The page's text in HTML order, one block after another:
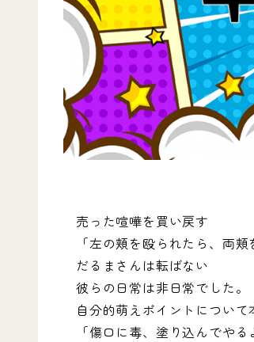
売った喧嘩を買い戻す
「左の頬を殴られたら、両
だるまさんは転ばない
彼らの日常は非日常でした。
自分的萌えポイントについ
「傷口に毒、塗り込んでやる